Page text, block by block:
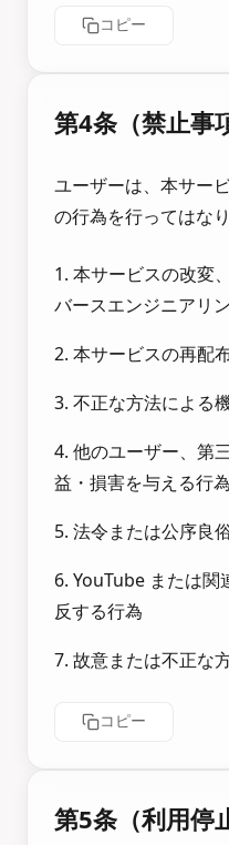
コピー
第4条（禁止事
ユーザーは、本サー
の行為を行ってはなり
1. 本サービスの改変
バースエンジニアリ
2. 本サービスの再配
3. 不正な方法による
4. 他のユーザー、第
益・損害を与える行為
5. 法令または公序良
6. YouTube または関
反する行為
7. 故意または不正な
コピー
第5条（利用停